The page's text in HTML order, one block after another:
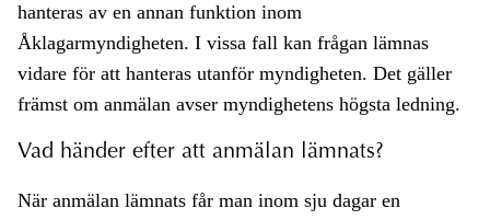
hanteras av en annan funktion inom
Åklagarmyndigheten. I vissa fall kan frågan lämnas
vidare för att hanteras utanför myndigheten. Det gäller
främst om anmälan avser myndighetens högsta ledning.
Vad händer efter att anmälan lämnats?
När anmälan lämnats får man inom sju dagar en